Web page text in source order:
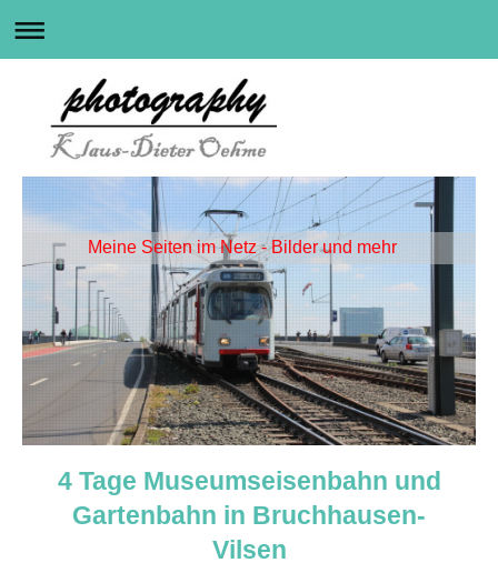
Meine Seiten im Netz - Bilder und mehr
4 Tage Museumseisenbahn und
Gartenbahn in Bruchhausen-
Vilsen